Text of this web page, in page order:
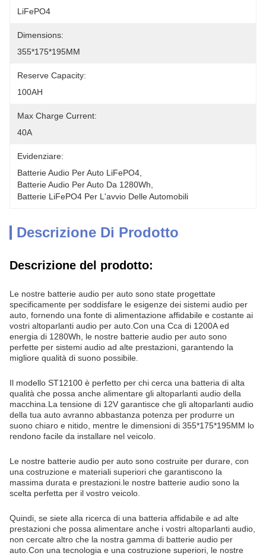
LiFePO4
Dimensions:
355*175*195MM
Reserve Capacity:
100AH
Max Charge Current:
40A
Evidenziare:
Batterie Audio Per Auto LiFePO4
Batterie Audio Per Auto Da 1280Wh
Batterie LiFePO4 Per L'avvio Delle Automobili
Descrizione Di Prodotto
Descrizione del prodotto:
Le nostre batterie audio per auto sono state progettate
specificamente per soddisfare le esigenze dei sistemi audio per
auto, fornendo una fonte di alimentazione affidabile e costante ai
vostri altoparlanti audio per auto.Con una Cca di 1200A ed
energia di 1280Wh, le nostre batterie audio per auto sono
perfette per sistemi audio ad alte prestazioni, garantendo la
migliore qualità di suono possibile.
Il modello ST12100 è perfetto per chi cerca una batteria di alta
qualità che possa anche alimentare gli altoparlanti audio della
macchina.La tensione di 12V garantisce che gli altoparlanti audio
della tua auto avranno abbastanza potenza per produrre un
suono chiaro e nitido, mentre le dimensioni di 355*175*195MM lo
rendono facile da installare nel veicolo.
Le nostre batterie audio per auto sono costruite per durare, con
una costruzione e materiali superiori che garantiscono la
massima durata e prestazioni.le nostre batterie audio sono la
scelta perfetta per il vostro veicolo.
Quindi, se siete alla ricerca di una batteria affidabile e ad alte
prestazioni che possa alimentare anche i vostri altoparlanti audio,
non cercate altro che la nostra gamma di batterie audio per
auto.Con una tecnologia e una costruzione superiori, le nostre